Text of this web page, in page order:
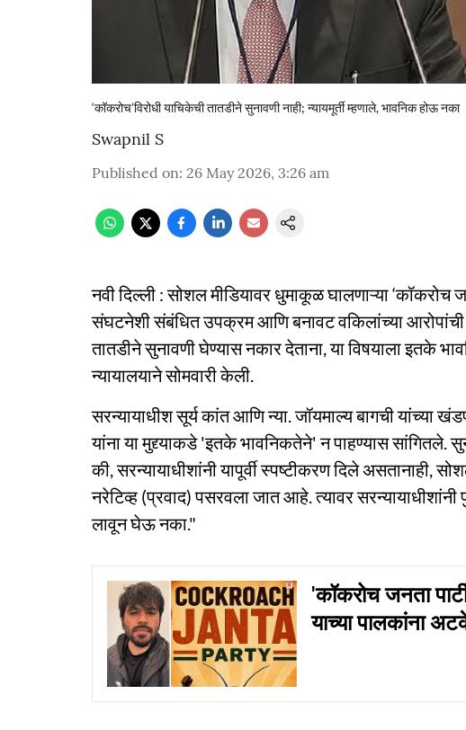
‘कॉकरोच’विरोधी याचिकेची तातडीने सुनावणी नाही; न्यायमूर्ती म्हणाले, भावनिक होऊ नका
Swapnil S
Published on: 26 May 2026, 3:26 am
नवी दिल्ली : सोशल मीडियावर धुमाकूळ घालणाऱ्या ‘कॉकरोच
संघटनेशी संबंधित उपक्रम आणि बनावट वकिलांच्या आरोपांची
तातडीने सुनावणी घेण्यास नकार देताना, या विषयाला इतके
न्यायालयाने सोमवारी केली.
सरन्यायाधीश सूर्य कांत आणि न्या. जॉयमाल्य बागची यांच्या
यांना या मुद्द्याकडे 'इतके भावनिकतेने' न पाहण्यास सांगितले.
की, सरन्यायाधीशांनी यापूर्वी स्पष्टीकरण दिले असतानाही,
नरेटिव्ह (प्रवाद) पसरवला जात आहे. त्यावर सरन्यायाधीशांनी
लावून घेऊ नका."
'कॉकरोच जनता
याच्या पालकांना